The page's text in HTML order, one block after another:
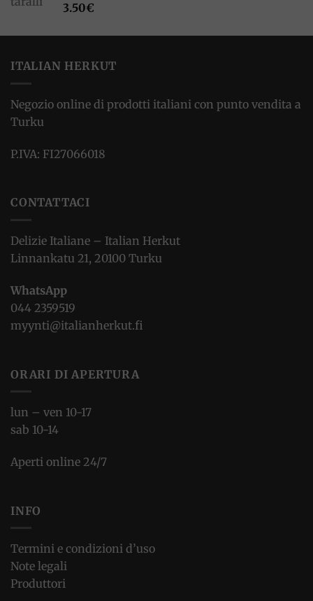
3.50€
ITALIAN HERKUT
Negozio online di prodotti italiani con punto vendita a
Turku
P.IVA: FI27066018
CONTATTACI
Delizie Italiane – Italian Herkut
Linnankatu 21, 20100 Turku
WhatsApp
044 2359519
myynti@italianherkut.fi
ORARI DI APERTURA
lun – ven 10-17
sab 10-14
Aperti online 24/7
INFO
Termini e condizioni d’uso
Note legali
Produttori